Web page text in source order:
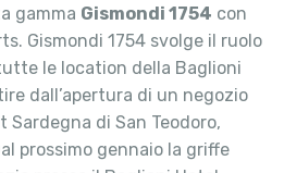
gamma Gismondi 1754 con
Gismondi 1754 svolge il ruolo
le location della Baglioni
dall’apertura di un negozio
Sardegna di San Teodoro,
prossimo gennaio la griffe